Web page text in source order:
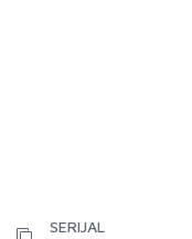
SERIJAL